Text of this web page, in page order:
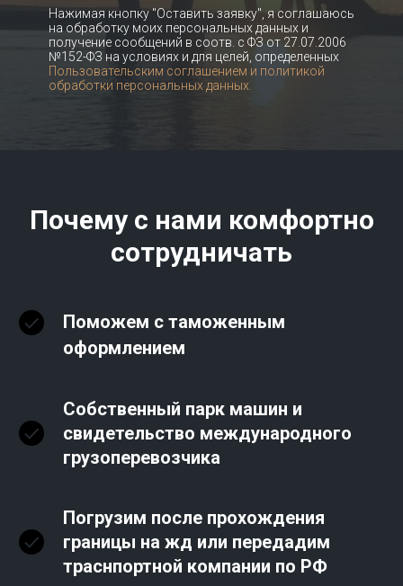
Нажимая кнопку "Оставить заявку", я соглашаюсь
на обработку моих персональных данных и
получение сообщений в соотв. с ФЗ от 27.07.2006
№152-ФЗ на условиях и для целей, определенных
Пользовательским соглашением и политикой
обработки персональных данных.
Почему с нами комфортно
сотрудничать
Поможем с таможенным
оформлением
Собственный парк машин и
свидетельство международного
грузоперевозчика
Погрузим после прохождения
границы на жд или передадим
траснпортной компании по РФ